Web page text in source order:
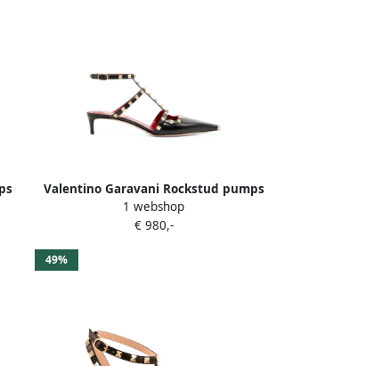
Valentino Garavani Rockstud pumps
Zwart
1 webshop
€ 980,-
49%